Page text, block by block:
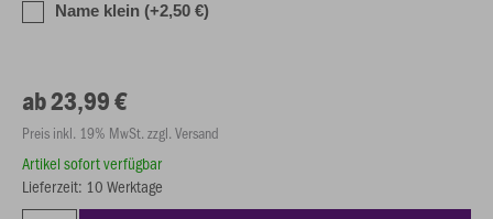
Name klein (+2,50 €)
ab 23,99 €
Preis inkl. 19% MwSt. zzgl. Versand
Artikel sofort verfügbar
Lieferzeit: 10 Werktage